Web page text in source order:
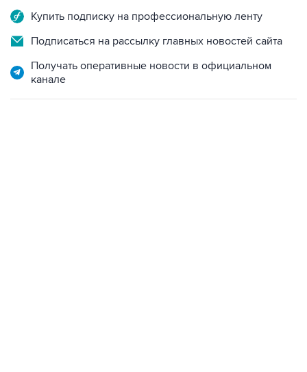
Купить подписку на профессиональную ленту
Подписаться на рассылку главных новостей сайта
Получать оперативные новости в официальном
канале